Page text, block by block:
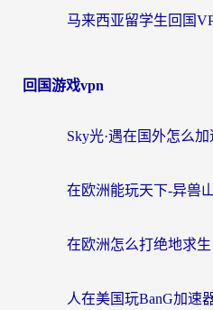
回国游戏vpn